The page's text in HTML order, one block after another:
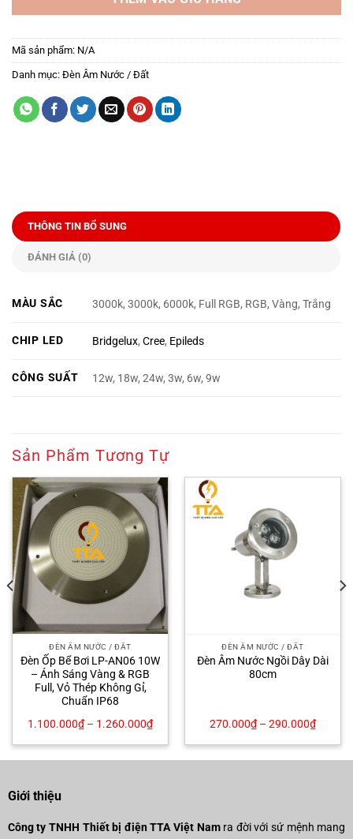
Mã sản phẩm: N/A
Danh mục: Đèn Âm Nước / Đất
THÔNG TIN BỔ SUNG
ĐÁNH GIÁ (0)
MÀU SẮC 3000k, 3000k, 6000k, Full RGB, RGB, Vàng, Trắng
CHIP LED Bridgelux,Cree, Epileds
CÔNG SUẤT 12w, 18w, 24w, 3w, 6w, 9w
Sản Phẩm Tương Tự
ĐÈN ÂM NƯỚC / ĐẤT
Đèn Ốp Bể Bơi LP-AN06 10W
– Ánh Sáng Vàng & RGB
Full, Vỏ Thép Không Gỉ,
Chuẩn IP68
1.100.000₫– 1.260.000₫
ĐÈN ÂM NƯỚC / ĐẤT
Đèn Âm Nước Ngồi Dây Dài
80cm
270.000₫– 290.000₫
Giới thiệu
Công ty TNHH Thiết bị điện TTA Việt Namra đời với sứ mệnh mang